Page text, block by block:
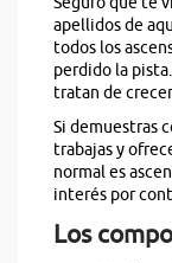
apellidos de
todos los
perdido la
tratan de
Si demuestras
trabajas y
normal es
interés por
Los